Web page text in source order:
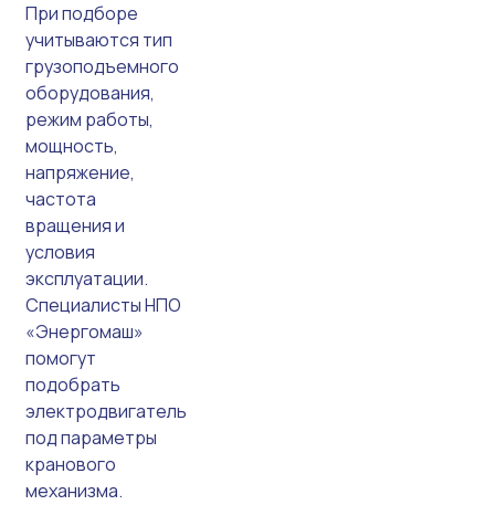
При подборе
учитываются тип
грузоподъемного
оборудования,
режим работы,
мощность,
напряжение,
частота
вращения и
условия
эксплуатации.
Специалисты НПО
«Энергомаш»
помогут
подобрать
электродвигатель
под параметры
кранового
механизма.